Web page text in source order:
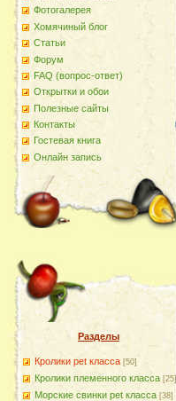
Фотогалерея
Хомячиный блог
Статьи
Форум
FAQ (вопрос-ответ)
Открытки и обои
Полезные сайты
Контакты
Гостевая книга
Онлайн запись
Разделы
Кролики pet класса [50]
Кролики племенного класса [25]
Морские свинки pet класса [38]